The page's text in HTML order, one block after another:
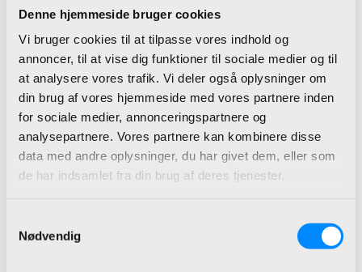
Denne hjemmeside bruger cookies
Vi bruger cookies til at tilpasse vores indhold og
annoncer, til at vise dig funktioner til sociale medier og til
at analysere vores trafik. Vi deler også oplysninger om
din brug af vores hjemmeside med vores partnere inden
for sociale medier, annonceringspartnere og
analysepartnere. Vores partnere kan kombinere disse
data med andre oplysninger, du har givet dem, eller som
de har indsamlet fra din brug af deres tjenester.
Nødvendig
For alle andre typer cookies skal vi
indhente dit samtykke.
Dette websted bruger forskellige typer
af cookies. Nogle cookies sættes af
tredjeparts tjenester, der vises på vores
sider.
Cookiedeklarationen på vores